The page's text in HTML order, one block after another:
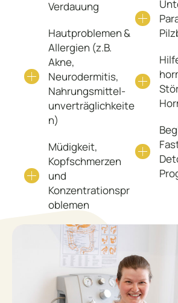
Verdauung
Hautproblemen &
Allergien (z.B.
Akne,
Neurodermitis,
Nahrungsmittel-
unverträglichkeite
n)
Müdigkeit,
Kopfschmerzen
und
Konzentrationspr
oblemen